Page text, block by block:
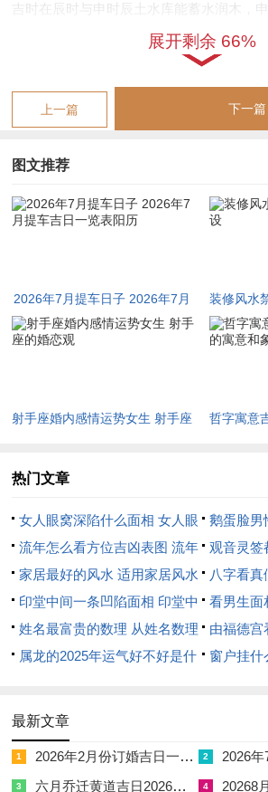
吉时在辰时与申时辰土水库能蓄水润木，
过程顺畅。分析其五行，甲木得子水滋养
相害，暗藏小人作祟，若调候得宜，即选
可化害为利，新车入户后家宅安宁。在流
克地冲，火水相战，容易有突发变故，然
易，忌开市、安床。冲煞戌狗，生肖属狗
周转不灵，若命主五行喜土，则反可获益
在干支互动中戊辰与月柱乙未，土重木折
但辰为水库，若及时沟通，则可避免是非
七月十二癸酉日，癸水坐酉金，金水相生
时子水助癸，午火调候，主新车性能优良
煞，故若命主非生肖兔，则大吉大利。在
午，火金相克，容易有竞争压力，但酉金
土制水，则可保财运亨通。
七月十八己卯日，己土坐卯木，木克土，
忌动土、安葬。冲煞酉鸡，属鸡者不宜。
浮，容易有口舌是非，若及时沟通，则可
土主变动，若命主喜木，则车辆添置后可
须防意外损耗。
展开剩余 66%
上一篇 下一篇
图文推荐
2026年7月提车日子 2026年7月
提车吉日一览表阳历
装修风水
射手座婚内感情运势女生 射手座
哲字寓意
热门文章
女人眼窝深陷什么面相 女人眼
窝深陷是短命相吗
鹅蛋脸男
脸型男性
流年怎么看方位吉凶表图 流年
位置怎么看
观音灵签
签全部签
家居最好的风水 适用家居风水
八字看
还是假
印堂中间一条凹陷面相 印堂中
间有条线沟好不好
看男生面
从哪里看
姓名最富贵的数理 从姓名数理
看富豪
由福德宫
配偶生肖
属龙的2025年运气好不好是什
2025年属龙人的全年运势
窗户挂什
最新文章
1 2026年2月份订婚吉日一览表 2026年2月份订婚的好日子 2 2026年7月开业
3 六月乔迁黄道吉日2026年 六月份乔迁的黄道吉日 4 20268月哪天安